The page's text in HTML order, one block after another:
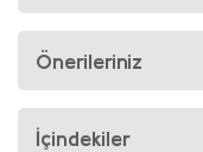
Önerileriniz
İçindekiler